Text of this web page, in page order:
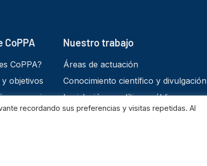
CoPPA
CoPPA?
y objetivos
y consejos
trabajamos
Nuestro trabajo
Áreas de actuación
Conocimiento científico y divulgación
Legislación y políticas públicas
Asesoramiento y formación
recordando sus preferencias y visitas repetidas. Al